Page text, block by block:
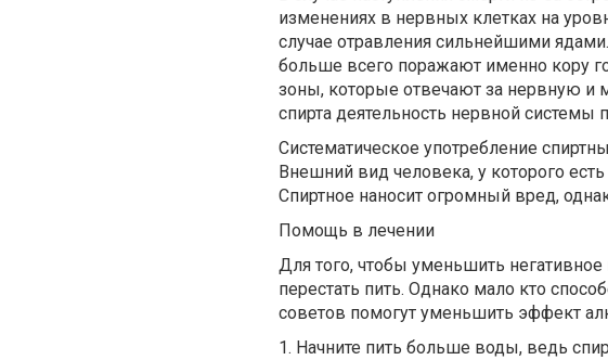
изменениях в нервных клетках на
случае отравления сильнейшими
больше всего поражают именно кору
зоны, которые отвечают за нервную и
спирта деятельность нервной системы
Систематическое употребление
Внешний вид человека, у которого есть
Спиртное наносит огромный вред,
Помощь в лечении
Для того, чтобы уменьшить негативное
перестать пить. Однако мало кто
советов помогут уменьшить эффект
1. Начните пить больше воды, ведь